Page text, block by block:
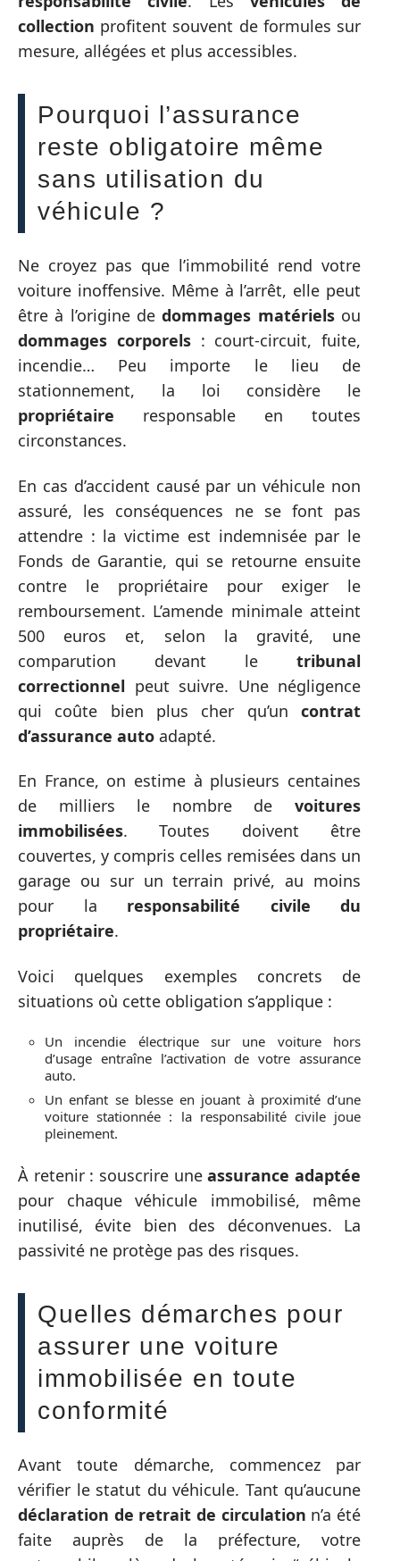
collection profitent souvent de formules sur
mesure, allégées et plus accessibles.
Pourquoi l’assurance
reste obligatoire même
sans utilisation du
véhicule ?
Ne croyez pas que l’immobilité rend votre
voiture inoffensive. Même à l’arrêt, elle peut
être à l’origine dedommages matérielsou
dommages corporels: court-circuit, fuite,
incendie… Peu importe le lieu de
stationnement, la loi considère le
propriétaire responsable en toutes
circonstances.
En cas d’accident causé par un véhicule non
assuré, les conséquences ne se font pas
attendre : la victime est indemnisée par le
Fonds de Garantie, qui se retourne ensuite
contre le propriétaire pour exiger le
remboursement. L’amende minimale atteint
500 euros et, selon la gravité, une
comparution devant le tribunal
correctionnel peut suivre. Une négligence
qui coûte bien plus cher qu’un contrat
d’assurance auto adapté.
En France, on estime à plusieurs centaines
de milliers le nombre de voitures
immobilisées. Toutes doivent être
couvertes, y compris celles remisées dans un
garage ou sur un terrain privé, au moins
pour la responsabilité civile du
propriétaire.
Voici quelques exemples concrets de
situations où cette obligation s’applique :
Un incendie électrique sur une voiture hors
d’usage entraîne l’activation de votre assurance
auto.
Un enfant se blesse en jouant à proximité d’une
voiture stationnée : la responsabilité civile joue
pleinement.
À retenir : souscrire uneassurance adaptée
pour chaque véhicule immobilisé, même
inutilisé, évite bien des déconvenues. La
passivité ne protège pas des risques.
Quelles démarches pour
assurer une voiture
immobilisée en toute
conformité
Avant toute démarche, commencez par
vérifier le statut du véhicule. Tant qu’aucune
déclaration de retrait de circulation n’a été
faite auprès de la préfecture, votre